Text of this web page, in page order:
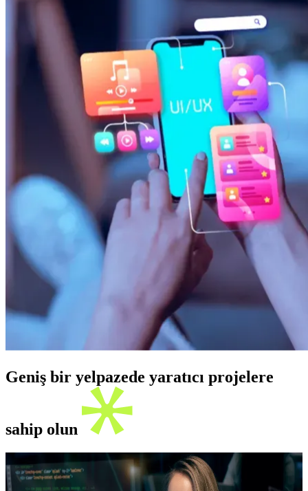
Geniş bir yelpazede yaratıcı projelere
sahip olun